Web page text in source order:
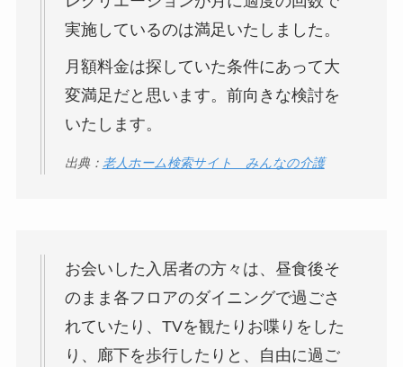
実施しているのは満足いたしました。
月額料金は探していた条件にあって大
変満足だと思います。前向きな検討を
いたします。
出典： 老人ホーム検索サイト みんなの介護
お会いした入居者の方々は、昼食後そ
のまま各フロアのダイニングで過ごさ
れていたり、TVを観たりお喋りをした
り、廊下を歩行したりと、自由に過ご